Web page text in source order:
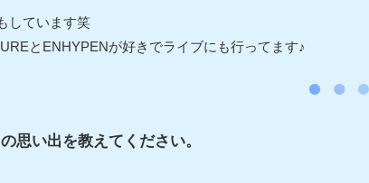
しています笑
とENHYPENが好きでライブにも行ってます♪
思い出を教えてください。